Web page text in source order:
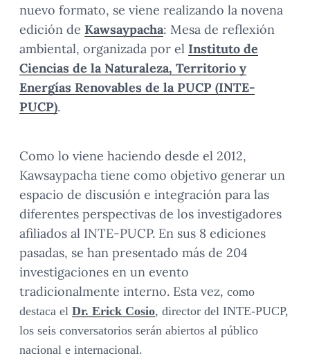
nuevo formato, se viene realizando la novena
edición de Kawsaypacha: Mesa de reflexión
ambiental, organizada por el Instituto de
Ciencias de la Naturaleza, Territorio y
Energías Renovables de la PUCP (INTE-
PUCP).
Como lo viene haciendo desde el 2012,
Kawsaypacha tiene como objetivo generar un
espacio de discusión e integración para las
diferentes perspectivas de los investigadores
afiliados al INTE-PUCP. En sus 8 ediciones
pasadas, se han presentado más de 204
investigaciones en un evento
tradicionalmente interno. Esta vez, como
destaca el Dr. Erick Cosio, director del INTE-PUCP,
los seis conversatorios serán abiertos al público
nacional e internacional.